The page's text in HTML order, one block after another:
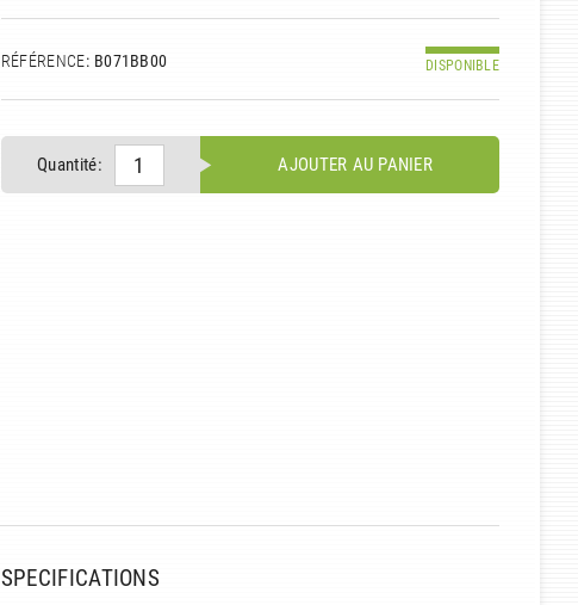
RÉFÉRENCE: B071BB00 DISPONIBLE
Quantité: AJOUTER AU PANIER
SPECIFICATIONS